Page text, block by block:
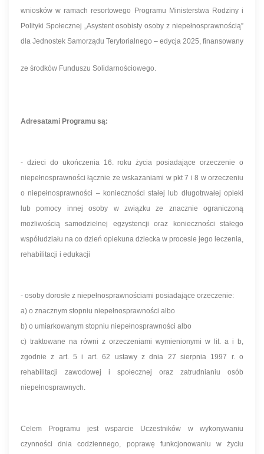
wniosków w ramach resortowego Programu Ministerstwa Rodziny i
Polityki Społecznej „Asystent osobisty osoby z niepełnosprawnością”
dla Jednostek Samorządu Terytorialnego – edycja 2025, finansowany
ze środków Funduszu Solidarnościowego.
Adresatami Programu są:
- dzieci do ukończenia 16. roku życia posiadające orzeczenie o
niepełnosprawności łącznie ze wskazaniami w pkt 7 i 8 w orzeczeniu
o niepełnosprawności – konieczności stałej lub długotrwałej opieki
lub pomocy innej osoby w związku ze znacznie ograniczoną
możliwością samodzielnej egzystencji oraz konieczności stałego
współudziału na co dzień opiekuna dziecka w procesie jego leczenia,
rehabilitacji i edukacji
- osoby dorosłe z niepełnosprawnościami posiadające orzeczenie:
a) o znacznym stopniu niepełnosprawności albo
b) o umiarkowanym stopniu niepełnosprawności albo
c) traktowane na równi z orzeczeniami wymienionymi w lit. a i b,
zgodnie z art. 5 i art. 62 ustawy z dnia 27 sierpnia 1997 r. o
rehabilitacji zawodowej i społecznej oraz zatrudnianiu osób
niepełnosprawnych.
Celem Programu jest wsparcie Uczestników w wykonywaniu
czynności dnia codziennego, poprawę funkcjonowaniu w życiu